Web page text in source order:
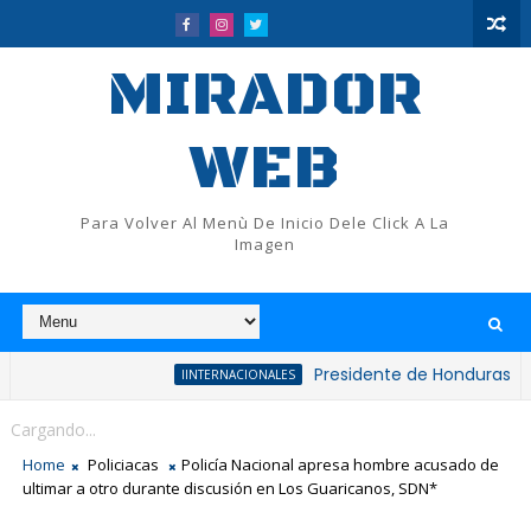
MIRADOR
WEB
Para Volver Al Menù De Inicio Dele Click A La
Imagen
IINTERNACIONALES Presidente de Honduras
Cargando...
Home Policiacas
Policía Nacional apresa hombre acusado de
ultimar a otro durante discusión en Los Guaricanos, SDN*